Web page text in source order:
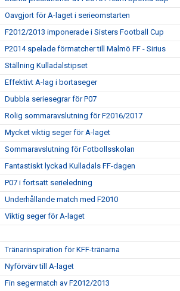
Oavgjort för A-laget i serieomstarten
F2012/2013 imponerade i Sisters Football Cup
P2014 spelade förmatcher till Malmö FF - Sirius
Ställning Kulladalstipset
Effektivt A-lag i bortaseger
Dubbla seriesegrar för P07
Rolig sommaravslutning för F2016/2017
Mycket viktig seger för A-laget
Sommaravslutning för Fotbollsskolan
Fantastiskt lyckad Kulladals FF-dagen
P07 i fortsatt serieledning
Underhållande match med F2010
Viktig seger för A-laget
Tränarinspiration för KFF-tränarna
Nyförvärv till A-laget
Fin segermatch av F2012/2013